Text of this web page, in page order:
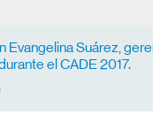
Evangelina Suárez,
el CADE 2017.